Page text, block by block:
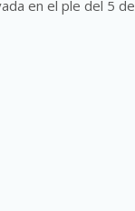
en el ple del 5 de